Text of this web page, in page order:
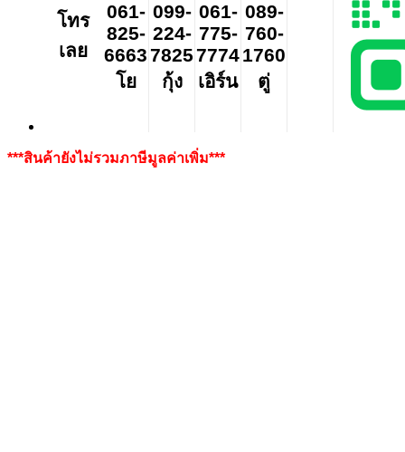
โทร
เลย
061-
825-
6663
โย
099-
224-
7825
กุ้ง
061-
775-
7774
เอิร์น
089-
760-
1760
ตู่
***สินค้ายังไม่รวมภาษีมูลค่าเพิ่ม***